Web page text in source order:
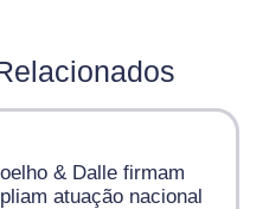
& Dalle firmam
atuação nacional